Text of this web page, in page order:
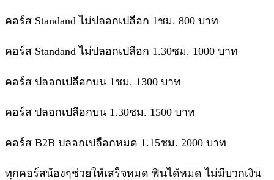
คอร์ส Standand ไม่ปลอกเปลือก 1ชม. 800 บาท
คอร์ส Standand ไม่ปลอกเปลือก 1.30ชม. 1000 บาท
คอร์ส ปลอกเปลือกบน 1ชม. 1300 บาท
คอร์ส ปลอกเปลือกบน 1.30ชม. 1500 บาท
คอร์ส B2B ปลอกเปลือกหมด 1.15ชม. 2000 บาท
ทุกคอร์สน้องๆช่วยให้เสร็จหมด ฟินได้หมด ไม่มีบวกเงิน